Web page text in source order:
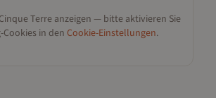
Cinque Terre anzeigen — bitte aktivieren Sie
Cookies in den Cookie-Einstellungen.